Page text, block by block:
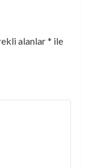
alanlar* ile